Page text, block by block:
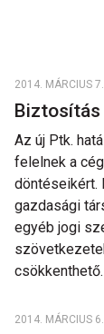
2014. MÁRCIUS 7.
Az új Ptk.
felelnek a
döntéseikért.
gazdasági
egyéb jogi
csökkenthető.
2014. MÁRCIUS 6.